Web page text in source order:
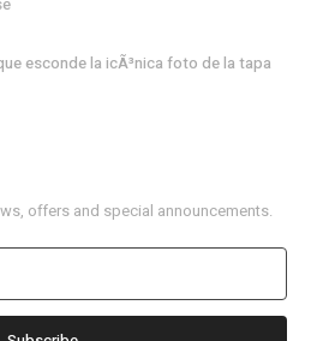
esconde la icÃ³nica foto de la tapa
offers and special announcements.